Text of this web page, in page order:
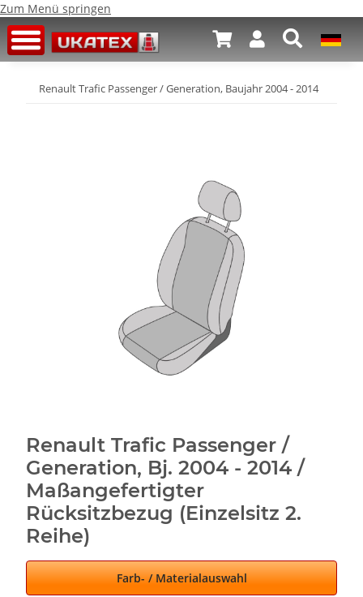
Zum Menü springen
Renault Trafic Passenger / Generation, Baujahr 2004 - 2014
Renault Trafic Passenger /
Generation, Bj. 2004 - 2014 /
Maßangefertigter
Rücksitzbezug (Einzelsitz 2.
Reihe)
Farb- / Materialauswahl